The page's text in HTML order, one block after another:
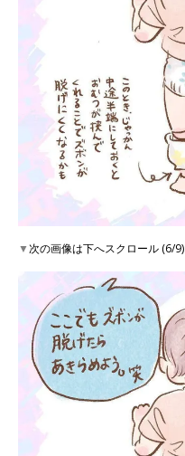
▼次の画像は下へスクロール (6/9)